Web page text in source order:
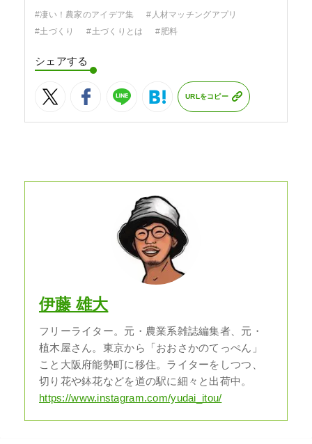
#凄い！農家のアイデア集
#人材マッチングアプリ
#土づくり
#土づくりとは #肥料
シェアする
URLをコピー
伊藤 雄大
フリーライター。元・農業系雑誌編集者、元・
植木屋さん。東京から「おおさかのてっぺん」
こと大阪府能勢町に移住。ライターをしつつ、
切り花や鉢花などを道の駅に細々と出荷中。
https://www.instagram.com/yudai_itou/